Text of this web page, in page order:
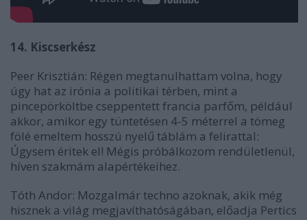
14. Kiscserkész
Peer Krisztián: Régen megtanulhattam volna, hogy
úgy hat az irónia a politikai térben, mint a
pincepörköltbe cseppentett francia parfőm, például
akkor, amikor egy tüntetésen 4-5 méterrel a tömeg
fölé emeltem hosszú nyelű táblám a felirattal:
Úgysem éritek el! Mégis próbálkozom rendületlenül,
híven szakmám alapértékeihez.
Tóth Andor: Mozgalmár techno azoknak, akik még
hisznek a világ megjavíthatóságában, előadja Pertics